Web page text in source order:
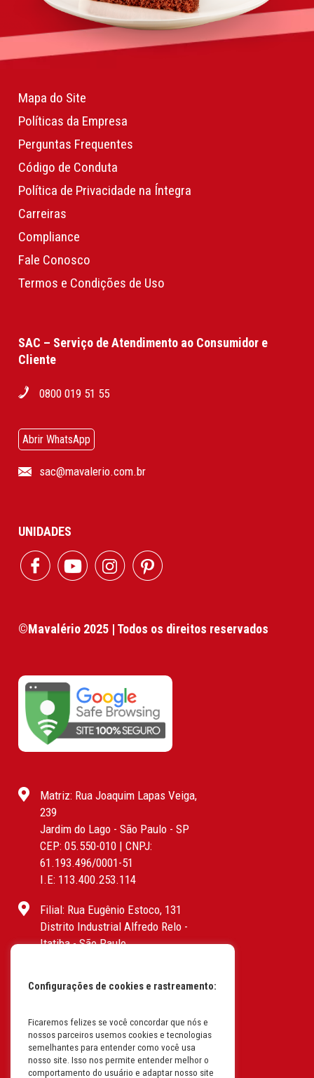
Mapa do Site
Políticas da Empresa
Perguntas Frequentes
Código de Conduta
Política de Privacidade na Íntegra
Carreiras
Compliance
Fale Conosco
Termos e Condições de Uso
SAC – Serviço de Atendimento ao Consumidor e
Cliente
0800 019 51 55
Abrir WhatsApp
sac@mavalerio.com.br
UNIDADES
©Mavalério 2025 | Todos os direitos reservados
Matriz: Rua Joaquim Lapas Veiga,
239
Jardim do Lago - São Paulo - SP
CEP: 05.550-010 | CNPJ:
61.193.496/0001-51
I.E: 113.400.253.114
Filial: Rua Eugênio Estoco, 131
Distrito Industrial Alfredo Relo -
Itatiba - São Paulo
I.E: 382.096.357.1147
Filial: Av. Odila Chaves Rodrigues,
1277
Parque industrial RM - Condomínio
Therapark - Jundiaí - São Paulo
Configurações de cookies e rastreamento:
Ficaremos felizes se você concordar que nós e
nossos parceiros usemos cookies e tecnologias
semelhantes para entender como você usa
nosso site. Isso nos permite entender melhor o
comportamento do usuário e adaptar nosso site